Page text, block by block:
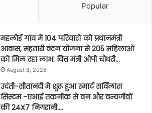
Popular
महलोई गांव में 104 परिवारों को प्रधानमंत्री
आवास, महतारी वंदन योजना से 205 महिलाओं
को मिल रहा लाभ: वित्त मंत्री ओपी चौधरी…
August 8, 2026
उदंती-सीतानदी में शुरू हुआ स्मार्ट सर्विलांस
सिस्टम -एआई तकनीक से वन और वन्यजीवों
की 24X7 निगरानी….